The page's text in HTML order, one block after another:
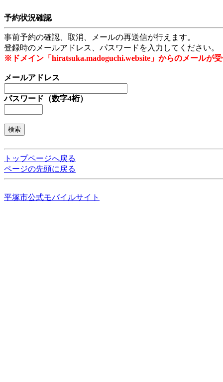
予約状況確認
事前予約の確認、取消、メールの再送信が行えます。
登録時のメールアドレス、パスワードを入力してください。
※ドメイン「hiratsuka.madoguchi.website」からのメールが
メールアドレス
パスワード（数字4桁）
トップページへ戻る
ページの先頭に戻る
平塚市公式モバイルサイト